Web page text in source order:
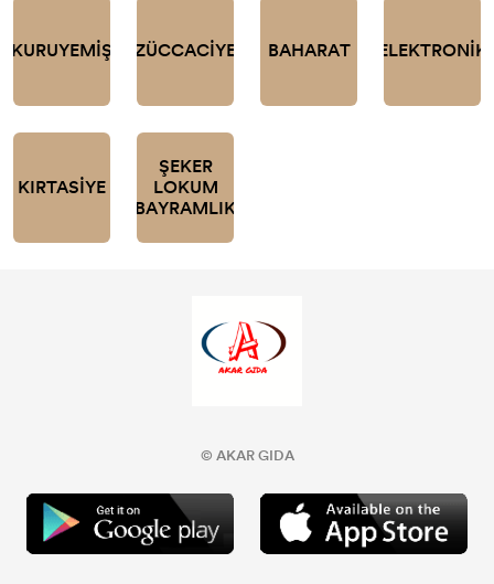
KURUYEMİŞ ZÜCCACİYE BAHARAT ELEKTRONİK
KIRTASİYE
ŞEKER
LOKUM
BAYRAMLIK
© AKAR GIDA